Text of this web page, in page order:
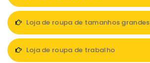
Loja de roupa de tamanhos grandes
Loja de roupa de trabalho